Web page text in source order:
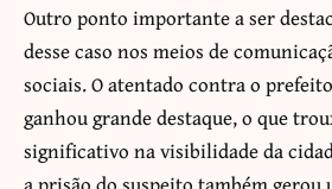
Outro ponto importante a ser
desse caso nos meios de
sociais. O atentado contra o
ganhou grande destaque, o que
significativo na visibilidade da